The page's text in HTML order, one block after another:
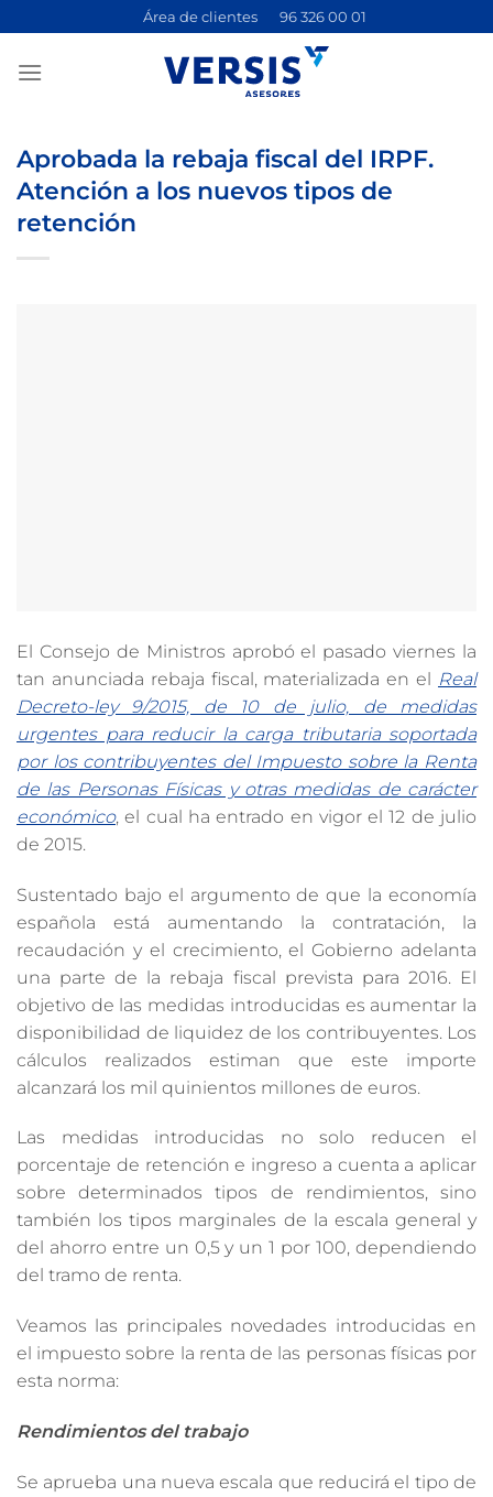
contenido
Área de clientes 96 326 00 01
Aprobada la rebaja fiscal del IRPF.
Atención a los nuevos tipos de
retención
El Consejo de Ministros aprobó el pasado viernes la
tan anunciada rebaja fiscal, materializada en el Real
Decreto-ley 9/2015, de 10 de julio, de medidas
urgentes para reducir la carga tributaria soportada
por los contribuyentes del Impuesto sobre la Renta
de las Personas Físicas y otras medidas de carácter
económico, el cual ha entrado en vigor el 12 de julio
de 2015.
Sustentado bajo el argumento de que la economía
española está aumentando la contratación, la
recaudación y el crecimiento, el Gobierno adelanta
una parte de la rebaja fiscal prevista para 2016. El
objetivo de las medidas introducidas es aumentar la
disponibilidad de liquidez de los contribuyentes. Los
cálculos realizados estiman que este importe
alcanzará los mil quinientos millones de euros.
Las medidas introducidas no solo reducen el
porcentaje de retención e ingreso a cuenta a aplicar
sobre determinados tipos de rendimientos, sino
también los tipos marginales de la escala general y
del ahorro entre un 0,5 y un 1 por 100, dependiendo
del tramo de renta.
Veamos las principales novedades introducidas en
el impuesto sobre la renta de las personas físicas por
esta norma:
Rendimientos del trabajo
Se aprueba una nueva escala que reducirá el tipo de